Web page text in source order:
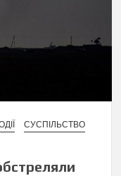
СУСПІЛЬСТВО